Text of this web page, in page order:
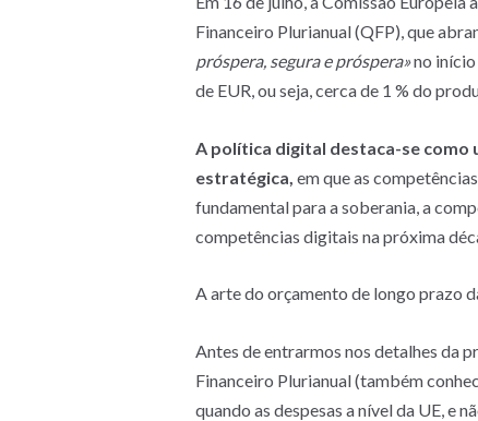
Financeiro Plurianual (QFP), que
próspera, segura e próspera»no início
de EUR, ou seja, cerca de 1 % do
A política digital destaca-se como
estratégica, em que as
fundamental para a soberania, a
competências digitais na próxima
A arte do orçamento de longo prazo
Antes de entrarmos nos detalhes da
Financeiro Plurianual (também
quando as despesas a nível da UE, e